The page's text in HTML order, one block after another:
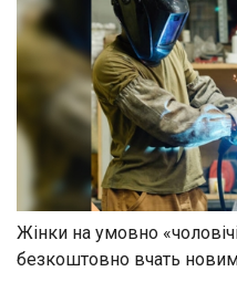
Жінки на умовно
безкоштовно вчать